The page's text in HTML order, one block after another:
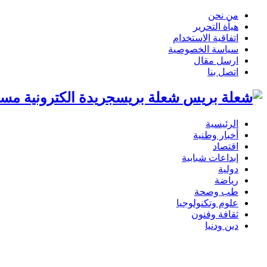
من نحن
هيأة التحرير
اتفاقية الاستخدام
سياسة الخصوصية
ارسل مقال
اتصل بنا
شعلة بريسجريدة الكترونية
الرئيسية
أخبار وطنية
اقتصاد
إبداعات شبابية
دولية
رياضة
طب وصحة
علوم وتكنولوجيا
ثقافة وفنون
دين ودنيا